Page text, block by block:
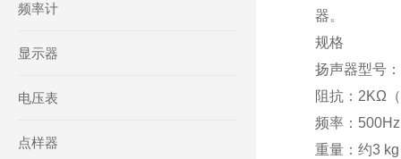
频率计
显示器
电压表
点样器
器。
规格
扬声器型号
阻抗：2KΩ
频率：
重量：约3 kg